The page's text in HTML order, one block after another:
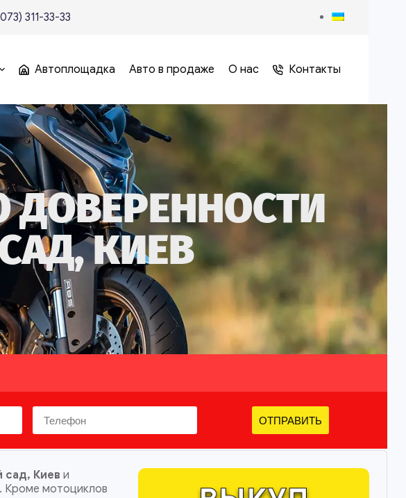
311-33-33
Автоплощадка Авто в продаже О нас Контакты
КИЕВ
ОТПРАВИТЬ
сад, Киев и
Кроме мотоциклов